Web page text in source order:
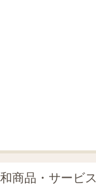
商品・サービ